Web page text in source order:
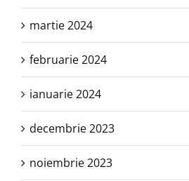
martie 2024
februarie 2024
ianuarie 2024
decembrie 2023
noiembrie 2023